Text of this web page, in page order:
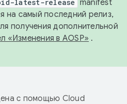
latest-release manifest
на самый последний релиз,
получения дополнительной
«Изменения в AOSP» .
с помощью Cloud